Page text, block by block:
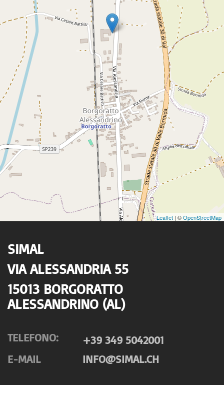
Leaflet | ©OpenStreetMap
SIMAL
VIA ALESSANDRIA 55
15013 BORGORATTO
ALESSANDRINO (AL)
TELEFONO:
+39 349 5042001
E-MAIL
INFO@SIMAL.CH